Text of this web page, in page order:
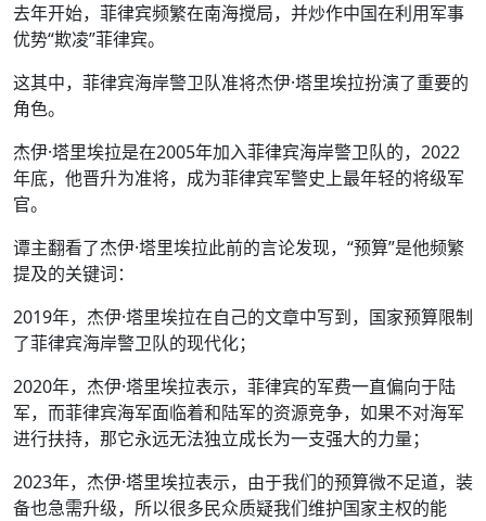
去年开始，菲律宾频繁在南海搅局，并炒作中国在利用军事
优势“欺凌”菲律宾。
这其中，菲律宾海岸警卫队准将杰伊·塔里埃拉扮演了重要的
角色。
杰伊·塔里埃拉是在2005年加入菲律宾海岸警卫队的，2022
年底，他晋升为准将，成为菲律宾军警史上最年轻的将级军
官。
谭主翻看了杰伊·塔里埃拉此前的言论发现，“预算”是他频繁
提及的关键词：
2019年，杰伊·塔里埃拉在自己的文章中写到，国家预算限制
了菲律宾海岸警卫队的现代化；
2020年，杰伊·塔里埃拉表示，菲律宾的军费一直偏向于陆
军，而菲律宾海军面临着和陆军的资源竞争，如果不对海军
进行扶持，那它永远无法独立成长为一支强大的力量；
2023年，杰伊·塔里埃拉表示，由于我们的预算微不足道，装
备也急需升级，所以很多民众质疑我们维护国家主权的能